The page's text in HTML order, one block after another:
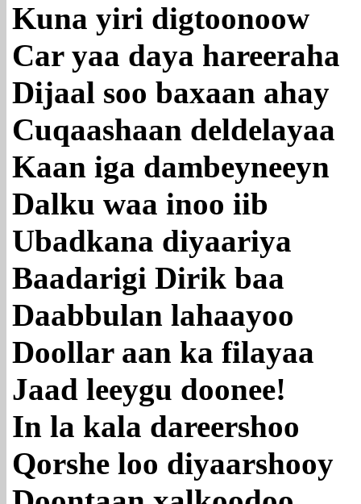
Kuna yiri digtoonoow
Car yaa daya hareeraha
Dijaal soo baxaan ahay
Cuqaashaan deldelayaa
Kaan iga dambeyneeyn
Dalku waa inoo iib
Ubadkana diyaariya
Baadarigi Dirik baa
Daabbulan lahaayoo
Doollar aan ka filayaa
Jaad leeygu doonee!
In la kala dareershoo
Qorshe loo diyaarshooy